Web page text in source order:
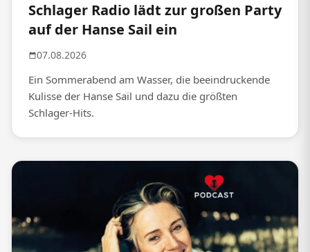
Schlager Radio lädt zur großen Party
auf der Hanse Sail ein
07.08.2026
Ein Sommerabend am Wasser, die beeindruckende
Kulisse der Hanse Sail und dazu die größten
Schlager-Hits.